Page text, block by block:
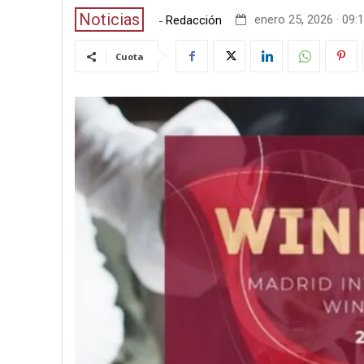
Noticias - Redacción enero 25, 2026 ·
Cuota